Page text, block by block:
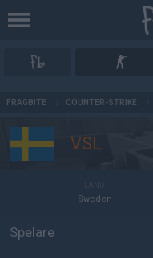
FRAGBITE COUNTER-STRIKE
VSL
Sweden
Spelare